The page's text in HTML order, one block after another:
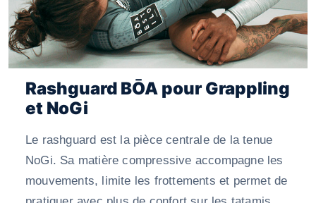
Rashguard BŌA pour Grappling
et NoGi
Le rashguard est la pièce centrale de la tenue
NoGi. Sa matière compressive accompagne les
mouvements, limite les frottements et permet de